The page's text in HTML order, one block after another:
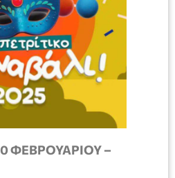
ΦΕΒΡΟΥΑΡΙΟΥ –